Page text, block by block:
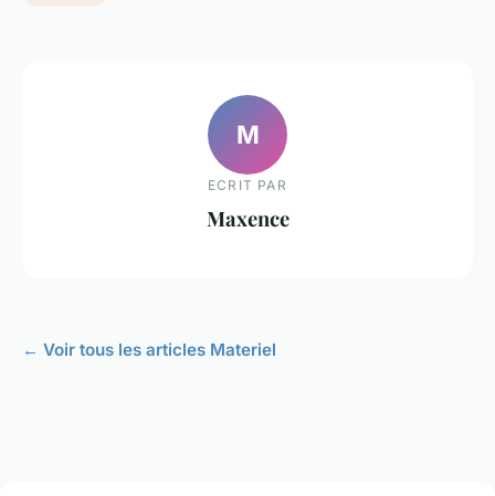
M
ECRIT PAR
Maxence
← Voir tous les articles Materiel